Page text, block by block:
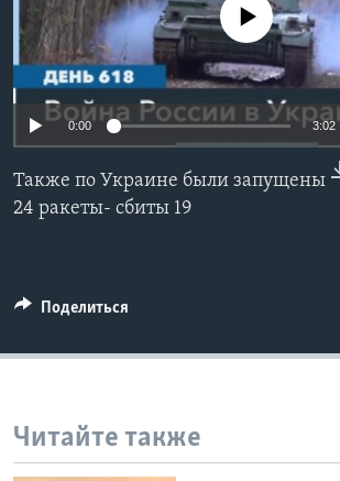
Learning English
СОЦИАЛЬНЫЕ СЕТИ
Языки
No media source currently
0:00 3:02
Также по Украине были запущены
24 ракеты- сбиты 19
Поделиться
Читайте также